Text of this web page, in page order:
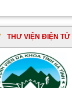
THƯ VIỆN ĐIỆN TỬ